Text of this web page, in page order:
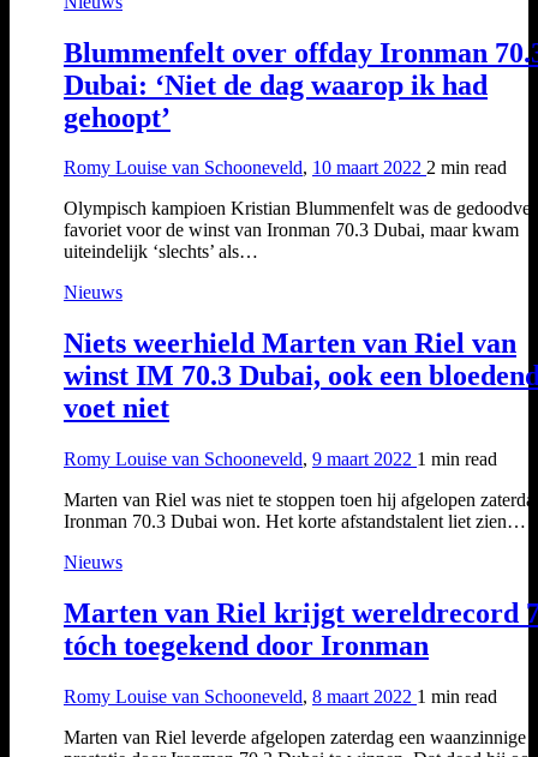
Blummenfelt over offday Ironman
Dubai: ‘Niet de dag waarop ik had
gehoopt’
Romy Louise van Schooneveld, 10 maart 2022 2 min read
Olympisch kampioen Kristian Blummenfelt was de
favoriet voor de winst van Ironman 70.3 Dubai, maar kwam
uiteindelijk ‘slechts’ als…
Nieuws
Niets weerhield Marten van Riel van
winst IM 70.3 Dubai, ook een
voet niet
Romy Louise van Schooneveld, 9 maart 2022 1 min read
Marten van Riel was niet te stoppen toen hij afgelopen
Ironman 70.3 Dubai won. Het korte afstandstalent liet zien…
Nieuws
Marten van Riel krijgt wereldrecord
tóch toegekend door Ironman
Romy Louise van Schooneveld, 8 maart 2022 1 min read
Marten van Riel leverde afgelopen zaterdag een waanzinnige